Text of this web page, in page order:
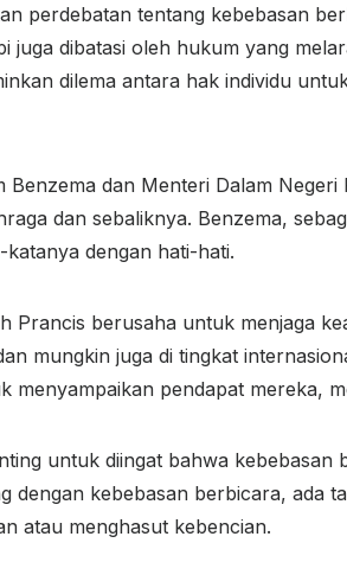
perdebatan tentang kebebasan
juga dibatasi oleh hukum yang
dilema antara hak individu
Benzema dan Menteri Dalam
dan sebaliknya. Benzema,
dengan hati-hati.
Prancis berusaha untuk menjaga
mungkin juga di tingkat
menyampaikan pendapat mereka,
untuk diingat bahwa
dengan kebebasan berbicara, ada
atau menghasut kebencian.